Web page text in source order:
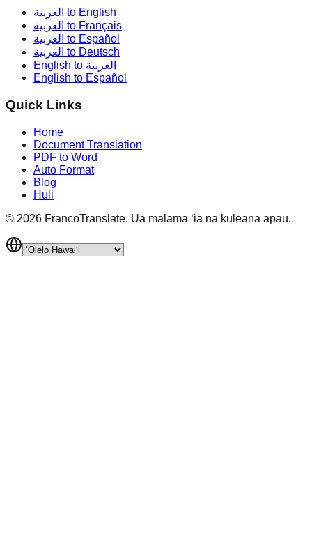
العربية to English
العربية to Français
العربية to Español
العربية to Deutsch
English to العربية
English to Español
Quick Links
Home
Document Translation
PDF to Word
Auto Format
Blog
Huli
© 2026 FrancoTranslate. Ua mālama ʻia nā kuleana āpau.